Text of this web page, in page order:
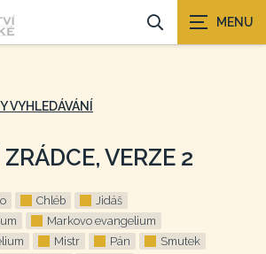
VYHLEDÁVÁNÍ
VERZE 2
Chléb
Jidáš
Markovo evangelium
Mistr Pán
Smutek